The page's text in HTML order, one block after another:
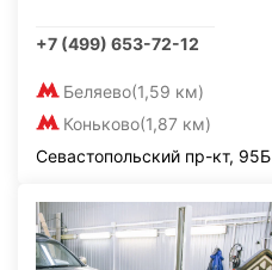
+7 (499) 653-72-12
Беляево(1,59 км)
Коньково(1,87 км)
Севастопольский пр-кт, 95Б